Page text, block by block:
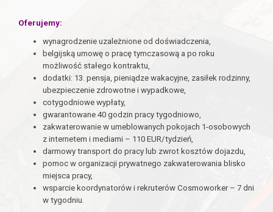
Oferujemy:
wynagrodzenie uzależnione od doświadczenia,
belgijską umowę o pracę tymczasową a po roku
możliwość stałego kontraktu,
dodatki: 13. pensja, pieniądze wakacyjne, zasiłek rodzinny,
ubezpieczenie zdrowotne i wypadkowe,
cotygodniowe wypłaty,
gwarantowane 40 godzin pracy tygodniowo,
zakwaterowanie w umeblowanych pokojach 1-osobowych
z internetem i mediami – 110 EUR/tydzień,
darmowy transport do pracy lub zwrot kosztów dojazdu,
pomoc w organizacji prywatnego zakwaterowania blisko
miejsca pracy,
wsparcie koordynatorów i rekruterów Cosmoworker – 7 dni
w tygodniu.